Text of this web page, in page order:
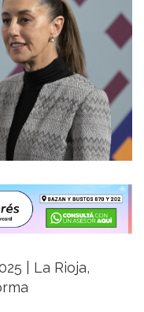
| La Rioja,